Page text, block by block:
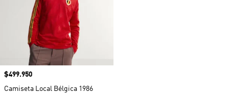
Precio
$499.950
Camiseta Local Bélgica 1986